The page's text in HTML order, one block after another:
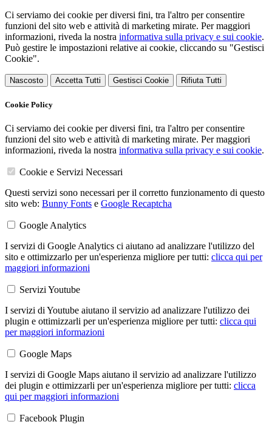
Ci serviamo dei cookie per diversi fini, tra l'altro per consentire
funzioni del sito web e attività di marketing mirate. Per maggiori
informazioni, riveda la nostra informativa sulla privacy e sui cookie.
Può gestire le impostazioni relative ai cookie, cliccando su "Gestisci
Cookie".
Nascosto Accetta Tutti Gestisci Cookie Rifiuta Tutti
Cookie Policy
Ci serviamo dei cookie per diversi fini, tra l'altro per consentire
funzioni del sito web e attività di marketing mirate. Per maggiori
informazioni, riveda la nostra informativa sulla privacy e sui cookie.
Cookie e Servizi Necessari
Questi servizi sono necessari per il corretto funzionamento di questo
sito web: Bunny Fonts e Google Recaptcha
Google Analytics
I servizi di Google Analytics ci aiutano ad analizzare l'utilizzo del
sito e ottimizzarlo per un'esperienza migliore per tutti: clicca qui per
maggiori informazioni
Servizi Youtube
I servizi di Youtube aiutano il servizio ad analizzare l'utilizzo dei
plugin e ottimizzarli per un'esperienza migliore per tutti: clicca qui
per maggiori informazioni
Google Maps
I servizi di Google Maps aiutano il servizio ad analizzare l'utilizzo
dei plugin e ottimizzarli per un'esperienza migliore per tutti: clicca
qui per maggiori informazioni
Facebook Plugin